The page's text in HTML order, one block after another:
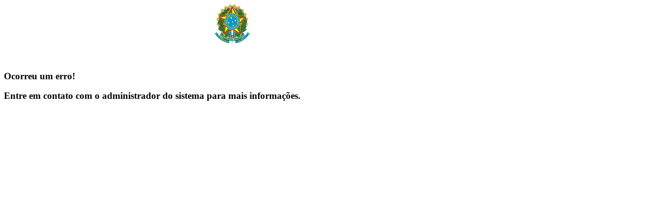
Ocorreu um erro!
Entre em contato com o administrador do sistema para mais informações.